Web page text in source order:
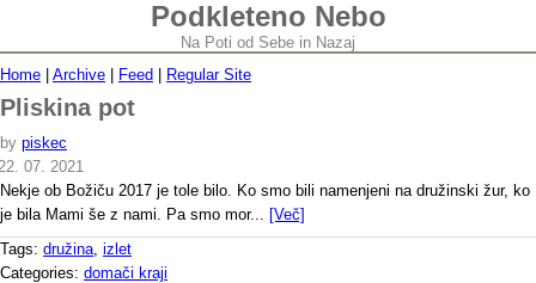
Podkleteno Nebo
Na Poti od Sebe in Nazaj
Home
Archive Feed Regular Site
Pliskina pot
by piskec
07. 2021
Nekje ob Božiču 2017 je tole bilo. Ko smo bili namenjeni na družinski žur, ko
je bila Mami še z nami. Pa smo mor... [Več]
Tags: družina, izlet
Categories: domači kraji